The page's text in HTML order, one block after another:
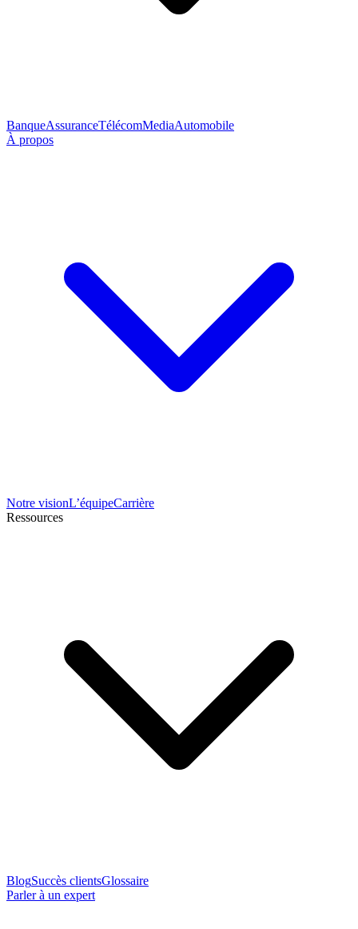
BanqueAssuranceTélécomMediaAutomobile
À propos
Notre visionL’équipeCarrière
Ressources
BlogSuccès clientsGlossaire
Parler à un expert